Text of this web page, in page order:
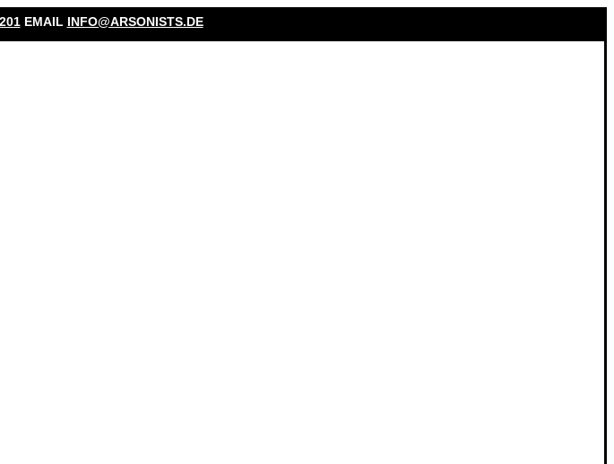
EMAIL INFO@ARSONISTS.DE